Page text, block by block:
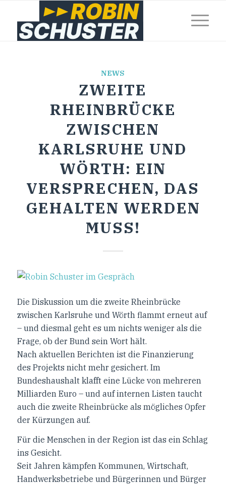
NEWS
ZWEITE
RHEINBRÜCKE
ZWISCHEN
KARLSRUHE UND
WÖRTH: EIN
VERSPRECHEN, DAS
GEHALTEN WERDEN
MUSS!
Die Diskussion um die zweite Rheinbrücke
zwischen Karlsruhe und Wörth flammt erneut auf
– und diesmal geht es um nichts weniger als die
Frage, ob der Bund sein Wort hält.
Nach aktuellen Berichten ist die Finanzierung
des Projekts nicht mehr gesichert. Im
Bundeshaushalt klafft eine Lücke von mehreren
Milliarden Euro – und auf internen Listen taucht
auch die zweite Rheinbrücke als mögliches Opfer
der Kürzungen auf.
Für die Menschen in der Region ist das ein Schlag
ins Gesicht.
Seit Jahren kämpfen Kommunen, Wirtschaft,
Handwerksbetriebe und Bürgerinnen und Bürger